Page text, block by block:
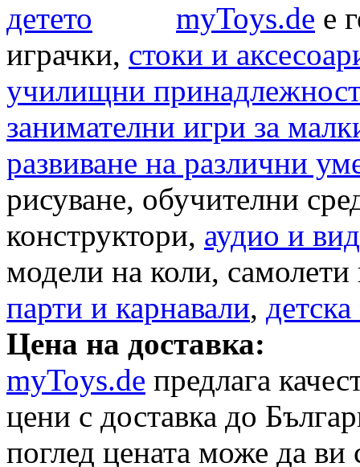
myToys.de е
играчки, стоки и
училищни
занимателни игри за
развиване на различни
рисуване, обучителни
конструктори, аудио и
модели на коли,
парти и карнавали,
Цена на доставка:
myToys.de предлага
цени с доставка до
поглед цената може да ви